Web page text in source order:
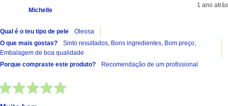
Michelle
1 ano atrás
Qual é o teu tipo de pele
Oleosa
O que mais gostas?
Sinto resultados, Bons ingredientes, Bom preço,
Embalagem de boa qualidade
Porque compraste este produto?
Recomendação de um profissional